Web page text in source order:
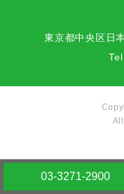
03-3271-2900
東京都中央区日